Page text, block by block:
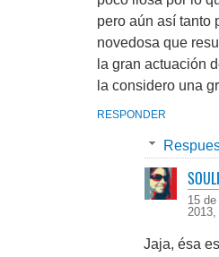
pero aún así tanto
novedosa que
la gran actuación
la considero una
RESPONDER
15
2013,
Jaja, ésa